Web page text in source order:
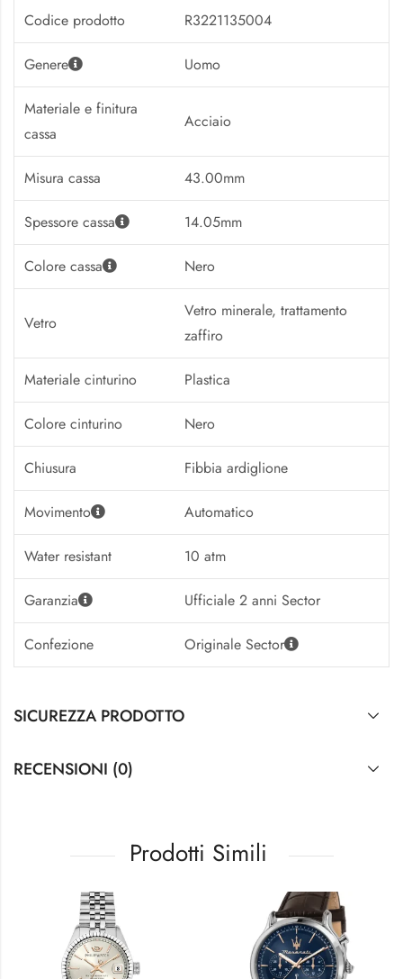
Codice prodotto R3221135004
Genere Uomo
Materiale e finitura
cassa
Acciaio
Misura cassa 43.00mm
Spessore cassa 14.05mm
Colore cassa Nero
Vetro
Vetro minerale, trattamento
zaffiro
Materiale cinturino Plastica
Colore cinturino Nero
Chiusura Fibbia ardiglione
Movimento Automatico
Water resistant 10 atm
Garanzia Ufficiale 2 anni Sector
Confezione Originale Sector
SICUREZZA PRODOTTO
RECENSIONI (0)
Prodotti Simili